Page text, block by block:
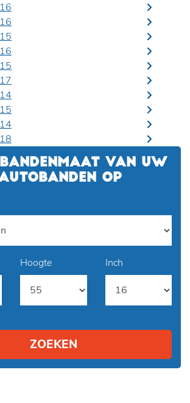
BANDENMAAT VAN UW
OP
Hoogte Inch
ZOEKEN